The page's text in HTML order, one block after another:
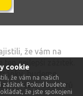
cookie
že vám na našich
zážitek. Pokud budete
že jste spokojeni
že vám na
nejlepší zážitek.
budeme
všech souborů